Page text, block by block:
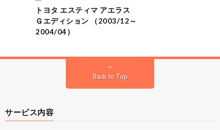
トヨタ エスティマ アエラス
Ｇエディション （2003/12～
2004/04）
Back to Top
サービス内容